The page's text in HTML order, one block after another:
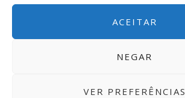
ACEITAR
NEGAR
VER PREFERÊNCIAS